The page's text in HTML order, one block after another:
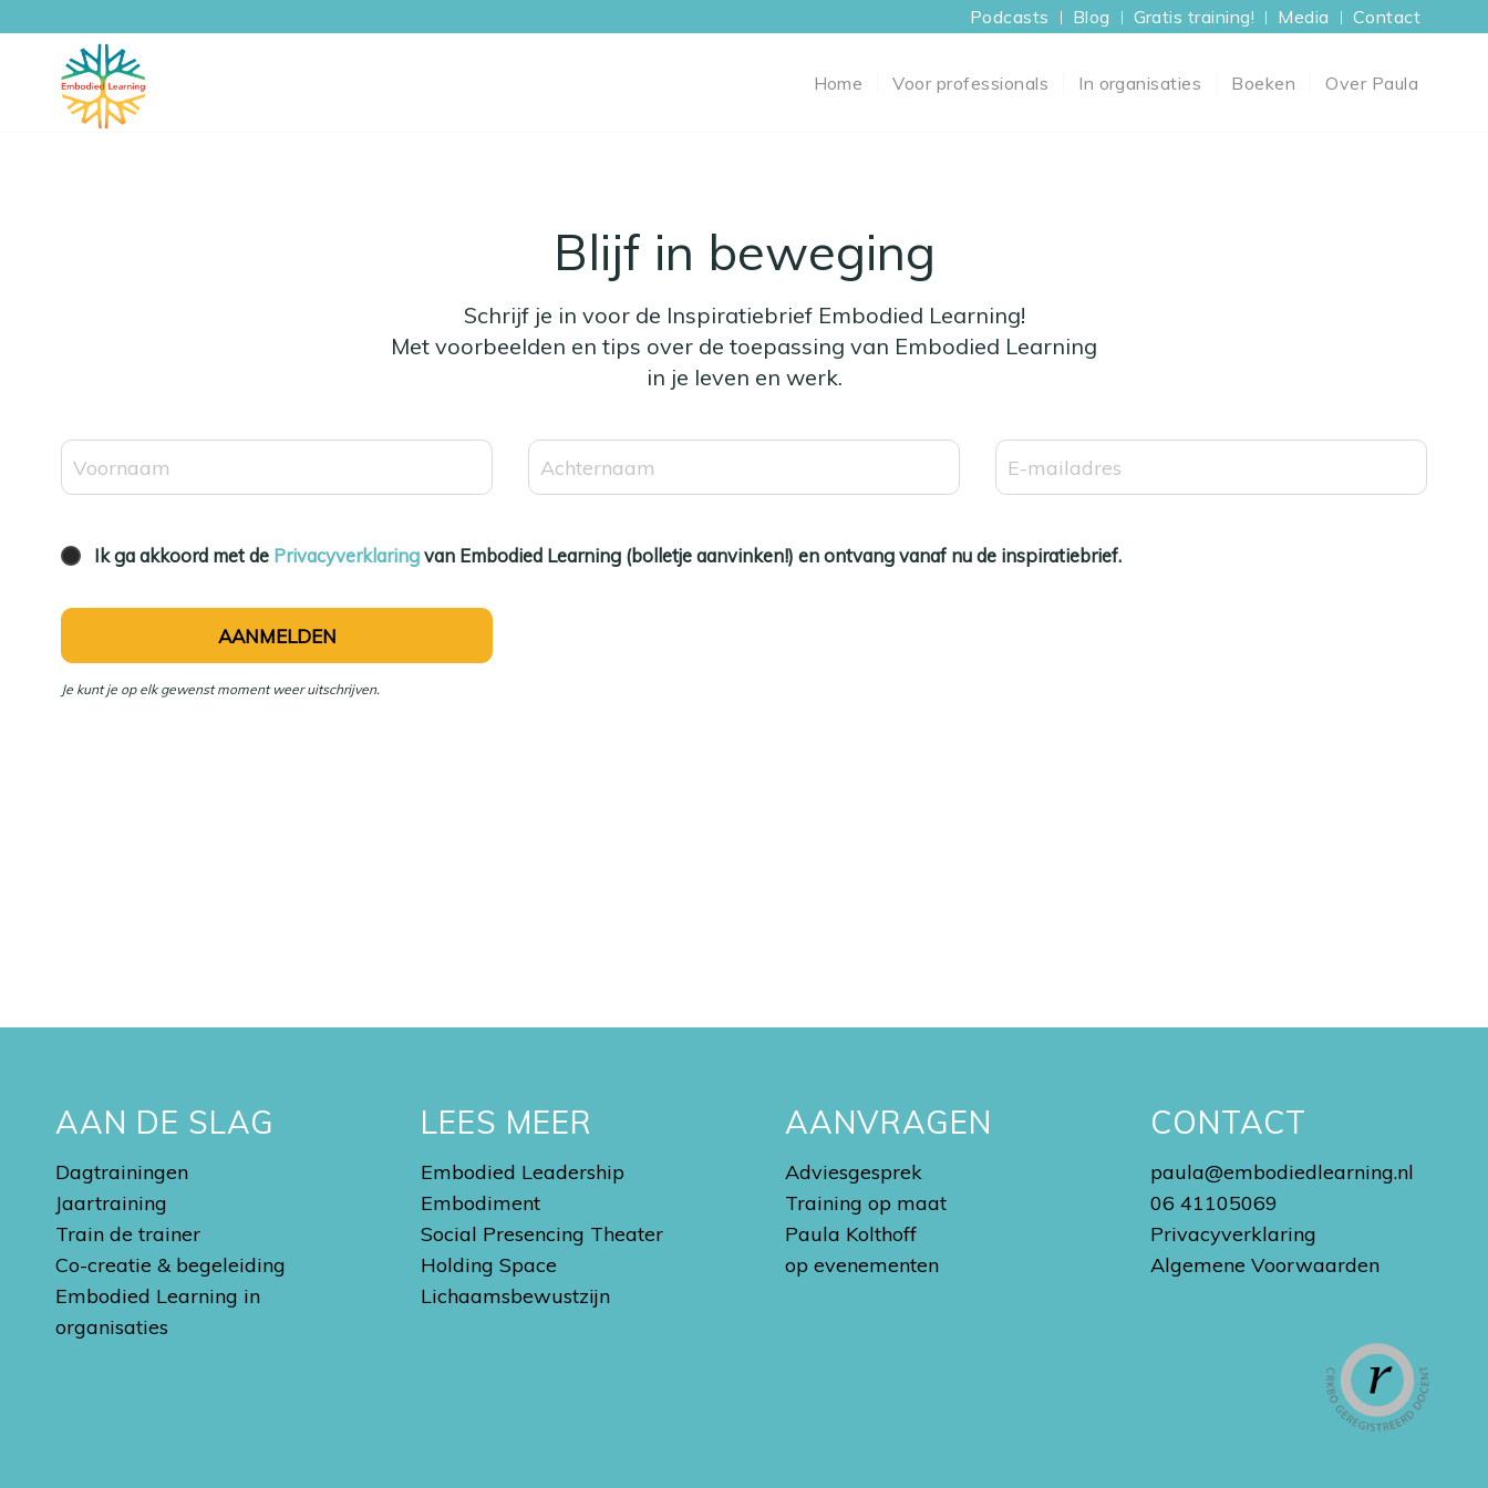
Podcasts Blog Gratis training! Media Contact
Home Voor professionals In organisaties Boeken Over Paula
Blijf in beweging
Schrijf je in voor de Inspiratiebrief Embodied Learning!
Met voorbeelden en tips over de toepassing van Embodied Learning
in je leven en werk.
Ik ga akkoord met de Privacyverklaringvan Embodied Learning (bolletje aanvinken!) en ontvang vanaf nu de inspiratiebrief.
Je kunt je op elk gewenst moment weer uitschrijven.
AAN DE SLAG
Dagtrainingen
Jaartraining
Train de trainer
Co-creatie & begeleiding
Embodied Learning in
organisaties
LEES MEER
Embodied Leadership
Embodiment
Social Presencing Theater
Holding Space
Lichaamsbewustzijn
AANVRAGEN
Adviesgesprek
Training op maat
Paula Kolthoff
op evenementen
CONTACT
paula@embodiedlearning.nl
06 41105069
Privacyverklaring
Algemene Voorwaarden